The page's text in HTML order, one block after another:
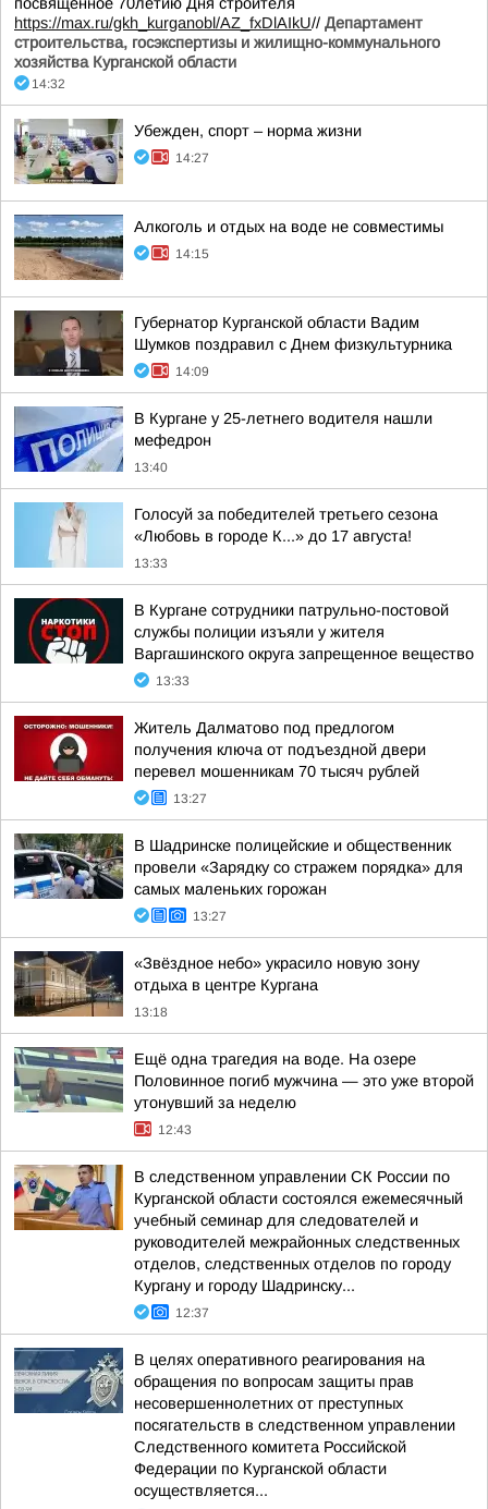
https://max.ru/gkh_kurganobl/AZ_fxDlAIkU// Департамент
строительства, госэкспертизы и жилищно-коммунального
хозяйства Курганской области
14:32
Убежден, спорт – норма жизни
14:27
Алкоголь и отдых на воде не совместимы
14:15
Губернатор Курганской области Вадим
Шумков поздравил с Днем физкультурника
14:09
В Кургане у 25-летнего водителя нашли
мефедрон
13:40
Голосуй за победителей третьего сезона
«Любовь в городе К...» до 17 августа!
13:33
В Кургане сотрудники патрульно-постовой
службы полиции изъяли у жителя
Варгашинского округа запрещенное вещество
13:33
Житель Далматово под предлогом
получения ключа от подъездной двери
перевел мошенникам 70 тысяч рублей
13:27
В Шадринске полицейские и общественник
провели «Зарядку со стражем порядка» для
самых маленьких горожан
13:27
«Звёздное небо» украсило новую зону
отдыха в центре Кургана
13:18
Ещё одна трагедия на воде. На озере
Половинное погиб мужчина — это уже второй
утонувший за неделю
12:43
В следственном управлении СК России по
Курганской области состоялся ежемесячный
учебный семинар для следователей и
руководителей межрайонных следственных
отделов, следственных отделов по городу
Кургану и городу Шадринску...
12:37
В целях оперативного реагирования на
обращения по вопросам защиты прав
несовершеннолетних от преступных
посягательств в следственном управлении
Следственного комитета Российской
Федерации по Курганской области
осуществляется...